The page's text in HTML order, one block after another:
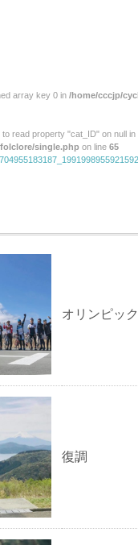
array key 0 in /home/cccjp/
to read property "cat_ID" on null in
single.php on line 65
オリンピッ
復調